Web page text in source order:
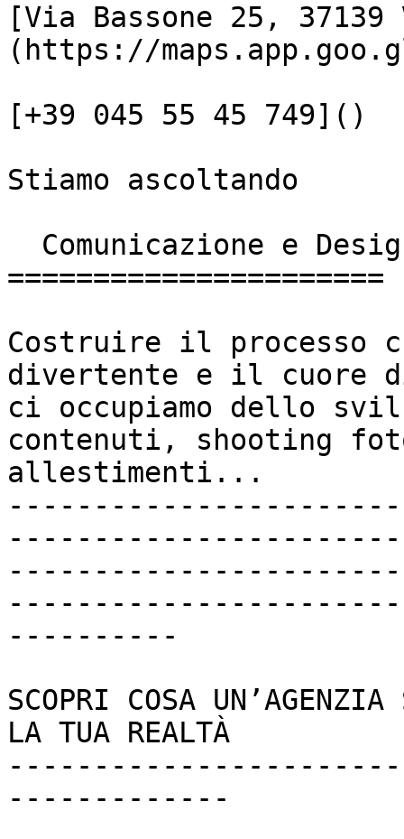
[Via Bassone 25, 37139
(https://
[+39 045 55 45 749]()
Stiamo ascoltando
======================
Costruire il processo
divertente e il cuore
ci occupiamo dello
contenuti, shooting
allestimenti...
----------
SCOPRI COSA
LA TUA REALTÀ
-------------